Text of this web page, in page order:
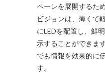
ペーンを展開するた
ビジョンは、薄くて
にLEDを配置し、鮮
示することができま
でも情報を効果的に
す。